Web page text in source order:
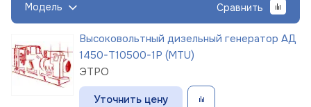
Модель Сравнить
Высоковольтный дизельный генератор АД
1450-Т10500-1Р (MTU)
ЭТРО
Уточнить цену